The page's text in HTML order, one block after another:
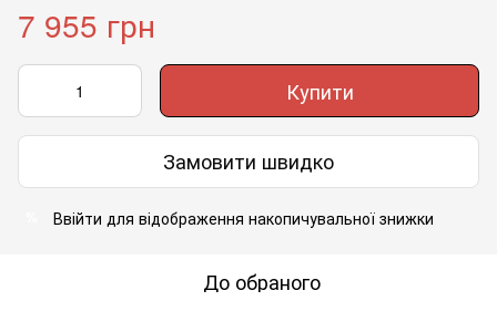
7 955 грн
Купити
Замовити швидко
Ввійти для відображення накопичувальної знижки
До обраного